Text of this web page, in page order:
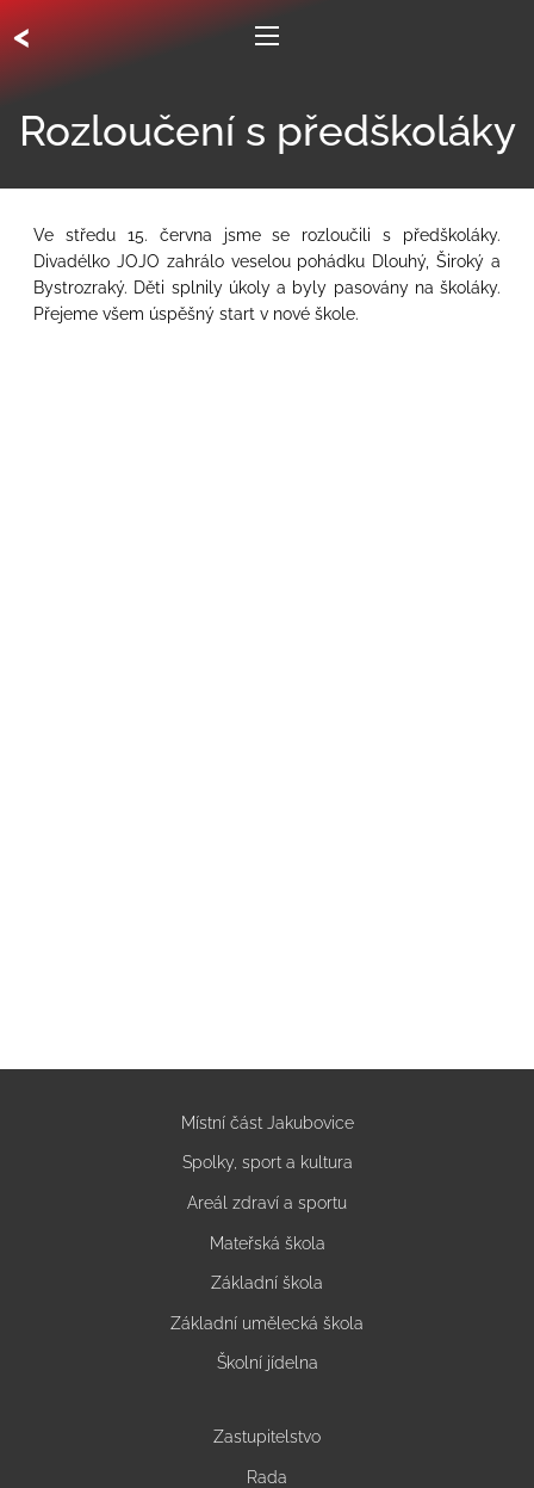
<
Rozloučení s předškoláky
Ve středu 15. června jsme se rozloučili s předškoláky.
Divadélko JOJO zahrálo veselou pohádku Dlouhý, Široký a
Bystrozraký. Děti splnily úkoly a byly pasovány na školáky.
Přejeme všem úspěšný start v nové škole.
Místní část Jakubovice
Spolky, sport a kultura
Areál zdraví a sportu
Mateřská škola
Základní škola
Základní umělecká škola
Školní jídelna
Zastupitelstvo
Rada